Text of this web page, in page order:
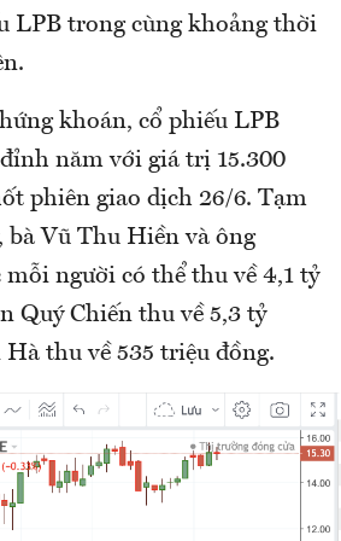
LPB trong cùng khoảng thời
khoán, cổ phiếu LPB
năm với giá trị 15.300
phiên giao dịch 26/6. Tạm
bà Vũ Thu Hiền và ông
mỗi người có thể thu về 4,1 tỷ
Quý Chiến thu về 5,3 tỷ
thu về 535 triệu đồng.